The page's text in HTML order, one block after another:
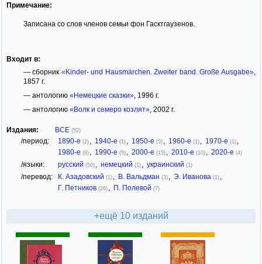
Примечание:
Записана со слов членов семьи фон Гасктгаузенов.
Входит в:
— сборник «Kinder- und Hausmärchen. Zweiter band. Große Ausgabe»
1857 г.
— антологию «Немецкие сказки», 1996 г.
— антологию «Волк и семеро козлят», 2002 г.
Издания: ВСЕ (52)
/период: 1890-е (2) 1940-е (1) 1950-е (5) 1960-е (1) 1970-е (1)
1980-е (8) 1990-е (5) 2000-е (15) 2010-е (10) 2020-е (4)
/языки: русский (50) немецкий (1) украинский (1)
/перевод: К. Азадовский (1) В. Вальдман (3) Э. Иванова (1)
Г. Петников (26) П. Полевой (7)
+ещё 10 изданий